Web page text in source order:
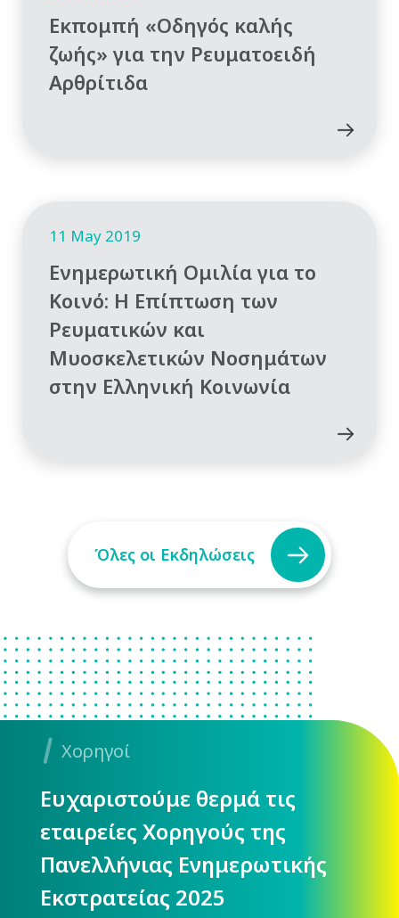
Εκπομπή «Οδηγός καλής
ζωής» για την Ρευματοειδή
Αρθρίτιδα
11 May 2019
Ενημερωτική Ομιλία για το
Κοινό: Η Επίπτωση των
Ρευματικών και
Μυοσκελετικών Νοσημάτων
στην Ελληνική Κοινωνία
Όλες οι Εκδηλώσεις
Χορηγοί
Ευχαριστούμε θερμά τις
εταιρείες Χορηγούς της
Πανελλήνιας Ενημερωτικής
Εκστρατείας 2025